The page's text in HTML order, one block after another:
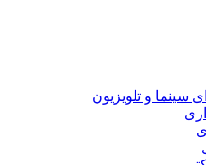
سینما و تلویزیون